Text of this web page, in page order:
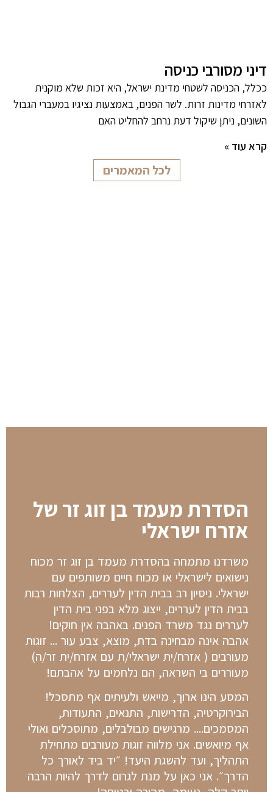
דיני מסורבי כניסה
ככלל, הכניסה לשטחי מדינת ישראל, היא זכות שלא מוקנית
לאזרחי מדינות זרות. לשר הפנים, באמצעות נציגיו במעברי הגבול
השונים, ניתן שיקול דעת נרחב להחליט האם
קרא עוד »
לכל המאמרים
הסדרת מעמד בן זוג זר של
אזרח ישראלי
משרדנו מתמחה בהסדרת מעמד בן זוג זר מכוח
נישואים לישראלי או מכוח חיים משותפים עם
ישראלי. ניסיון רב בבית הדין לעררים, הצלחות רבות
בבית הדין לעררים, ייצוג מלא בפני בית הדין
לעררים נגד משרד הפנים. באהבה אין חוקים!
אהבה אינה מבחינה בדת, מוצא, צבע עור ... זוגות
מעורבים ( אזרח/ית ישראלי/ת עם אזרח/ית זר/ה)
מעוררים בי השראה, הם נלחמים על אהבתם!
​המסע הינו ארוך, מייאש ולעיתים אף מתסכל!
הבירוקרטיה, הדרישות, התנאים, התעודות,
המסמכים.... מרגישים מבולבלים, מתוסכלים ואולי
אף מיואשים. אני מלווה זוגות מעורבים מתחילת
התהליך, ועד להשגת היעד! ״יד ביד לאורך כל
הדרך״. אני כאן על מנת לגרום לדרך להיות הרבה